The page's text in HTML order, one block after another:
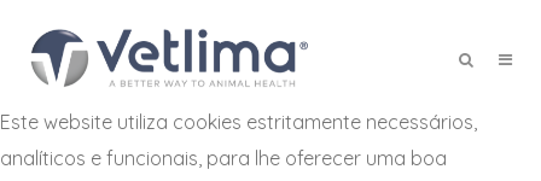
Defina as suas preferências de
cookies para este website.
Este website utiliza cookies estritamente necessários,
analíticos e funcionais, para lhe oferecer uma boa